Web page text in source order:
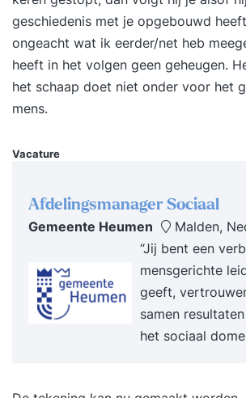
leven op eigen wijze vorm te
aangereikte tools zijn overal
op het werk als in je privéleven,
los te laten en nieuwe doelen te
stellen.Toonaangevende
een dynamische training
en begrip, maar vooral de
Er wordt gebruik gemaakt van de
toonaangevende methoden zoals
mindfulness, lichaamswerk,
ontspanningstechnieken en
Het proces wordt begeleid door
samen met een co-trainer in een
veilige en open sfeer.Wat levert de
geschiedenis met je opgebouwd
ongeacht wat ik eerder/net heb
heeft in het volgen geen geheugen.
het schaap doet niet onder voor het
mens.
Vacature
Afdelingsmanager Sociaal
Gemeente Heumen
Malden,
“Jij bent een
mensgerichte
geeft,
samen
het sociaal